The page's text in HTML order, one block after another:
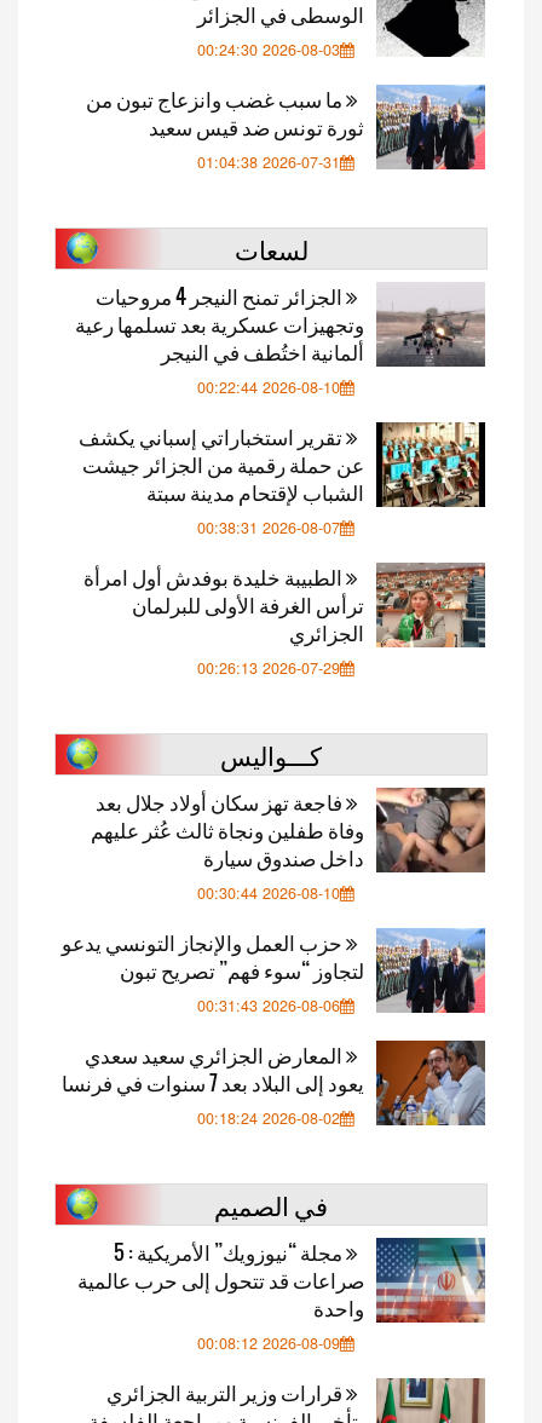
الوسطى في الجزائر
2026-08-03 00:24:30
ما سبب غضب وانزعاج تبون من
ثورة تونس ضد قيس سعيد
2026-07-31 01:04:38
لسعات
الجزائر تمنح النيجر 4 مروحيات
وتجهيزات عسكرية بعد تسلمها رعية
ألمانية اختُطف في النيجر
2026-08-10 00:22:44
تقرير استخباراتي إسباني يكشف
عن حملة رقمية من الجزائر جيشت
الشباب لإقتحام مدينة سبتة
2026-08-07 00:38:31
الطبيبة خليدة بوفدش أول امرأة
ترأس الغرفة الأولى للبرلمان
الجزائري
2026-07-29 00:26:13
كـــواليس
فاجعة تهز سكان أولاد جلال بعد
وفاة طفلين ونجاة ثالث عُثر عليهم
داخل صندوق سيارة
2026-08-10 00:30:44
حزب العمل والإنجاز التونسي يدعو
لتجاوز “سوء فهم” تصريح تبون
2026-08-06 00:31:43
المعارض الجزائري سعيد سعدي
يعود إلى البلاد بعد 7 سنوات في فرنسا
2026-08-02 00:18:24
في الصميم
مجلة “نيوزويك” الأمريكية : 5
صراعات قد تتحول إلى حرب عالمية
واحدة
2026-08-09 00:08:12
قرارات وزير التربية الجزائري